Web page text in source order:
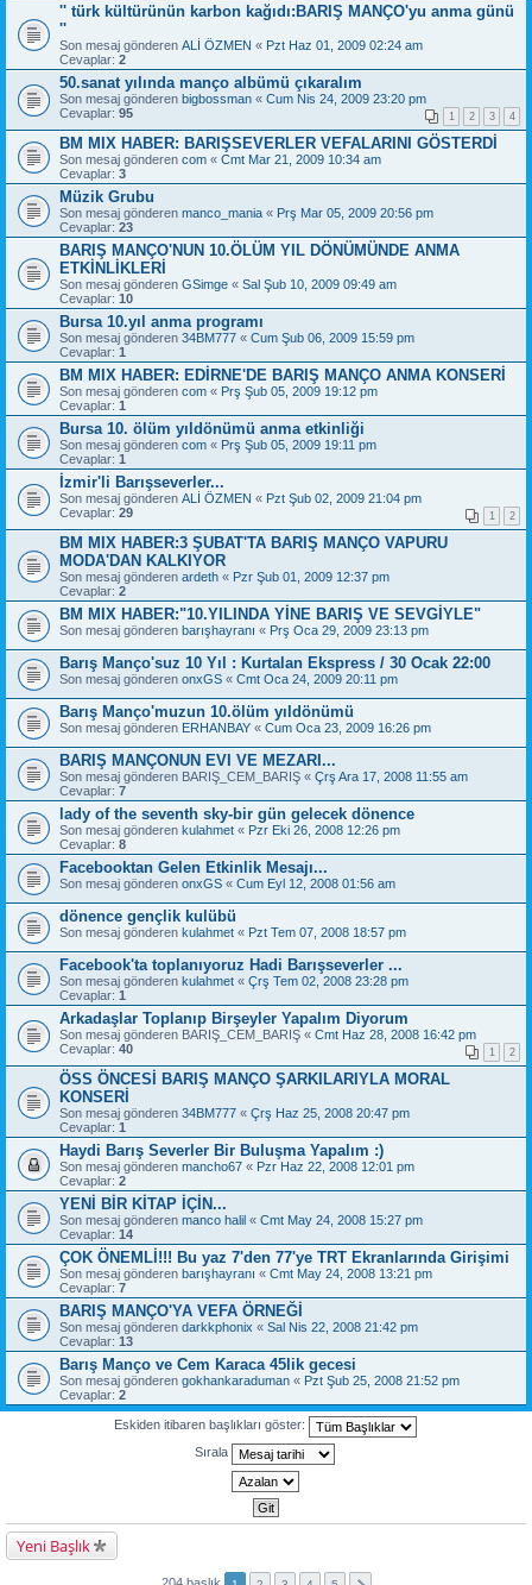
'' türk kültürünün karbon kağıdı:BARIŞ MANÇO'yu anma günü
''
Son mesaj gönderen ALİ ÖZMEN « Pzt Haz 01, 2009 02:24 am
Cevaplar: 2
50.sanat yılında manço albümü çıkaralım
Son mesaj gönderen bigbossman « Cum Nis 24, 2009 23:20 pm
Cevaplar: 95 1 2 3 4
BM MIX HABER: BARIŞSEVERLER VEFALARINI GÖSTERDİ
Son mesaj gönderen com « Cmt Mar 21, 2009 10:34 am
Cevaplar: 3
Müzik Grubu
Son mesaj gönderen manco_mania « Prş Mar 05, 2009 20:56 pm
Cevaplar: 23
BARIŞ MANÇO'NUN 10.ÖLÜM YIL DÖNÜMÜNDE ANMA
ETKİNLİKLERİ
Son mesaj gönderen GSimge « Sal Şub 10, 2009 09:49 am
Cevaplar: 10
Bursa 10.yıl anma programı
Son mesaj gönderen 34BM777 « Cum Şub 06, 2009 15:59 pm
Cevaplar: 1
BM MIX HABER: EDİRNE'DE BARIŞ MANÇO ANMA KONSERİ
Son mesaj gönderen com « Prş Şub 05, 2009 19:12 pm
Cevaplar: 1
Bursa 10. ölüm yıldönümü anma etkinliği
Son mesaj gönderen com « Prş Şub 05, 2009 19:11 pm
Cevaplar: 1
İzmir'li Barışseverler...
Son mesaj gönderen ALİ ÖZMEN « Pzt Şub 02, 2009 21:04 pm
Cevaplar: 29 1 2
BM MIX HABER:3 ŞUBAT'TA BARIŞ MANÇO VAPURU
MODA'DAN KALKIYOR
Son mesaj gönderen ardeth « Pzr Şub 01, 2009 12:37 pm
Cevaplar: 2
BM MIX HABER:"10.YILINDA YİNE BARIŞ VE SEVGİYLE"
Son mesaj gönderen barışhayranı « Prş Oca 29, 2009 23:13 pm
Barış Manço'suz 10 Yıl : Kurtalan Ekspress / 30 Ocak 22:00
Son mesaj gönderen onxGS « Cmt Oca 24, 2009 20:11 pm
Barış Manço'muzun 10.ölüm yıldönümü
Son mesaj gönderen ERHANBAY « Cum Oca 23, 2009 16:26 pm
BARIŞ MANÇONUN EVI VE MEZARI...
Son mesaj gönderen BARIŞ_CEM_BARIŞ « Çrş Ara 17, 2008 11:55 am
Cevaplar: 7
lady of the seventh sky-bir gün gelecek dönence
Son mesaj gönderen kulahmet « Pzr Eki 26, 2008 12:26 pm
Cevaplar: 8
Facebooktan Gelen Etkinlik Mesajı...
Son mesaj gönderen onxGS « Cum Eyl 12, 2008 01:56 am
dönence gençlik kulübü
Son mesaj gönderen kulahmet « Pzt Tem 07, 2008 18:57 pm
Facebook'ta toplanıyoruz Hadi Barışseverler ...
Son mesaj gönderen kulahmet « Çrş Tem 02, 2008 23:28 pm
Cevaplar: 1
Arkadaşlar Toplanıp Birşeyler Yapalım Diyorum
Son mesaj gönderen BARIŞ_CEM_BARIŞ « Cmt Haz 28, 2008 16:42 pm
Cevaplar: 40 1 2
ÖSS ÖNCESİ BARIŞ MANÇO ŞARKILARIYLA MORAL
KONSERİ
Son mesaj gönderen 34BM777 « Çrş Haz 25, 2008 20:47 pm
Cevaplar: 1
Haydi Barış Severler Bir Buluşma Yapalım :)
Son mesaj gönderen mancho67 « Pzr Haz 22, 2008 12:01 pm
Cevaplar: 2
YENİ BİR KİTAP İÇİN...
Son mesaj gönderen manco halil « Cmt May 24, 2008 15:27 pm
Cevaplar: 14
ÇOK ÖNEMLİ!!! Bu yaz 7'den 77'ye TRT Ekranlarında Girişimi
Son mesaj gönderen barışhayranı « Cmt May 24, 2008 13:21 pm
Cevaplar: 7
BARIŞ MANÇO'YA VEFA ÖRNEĞİ
Son mesaj gönderen darkkphonix « Sal Nis 22, 2008 21:42 pm
Cevaplar: 13
Barış Manço ve Cem Karaca 45lik gecesi
Son mesaj gönderen gokhankaraduman « Pzt Şub 25, 2008 21:52 pm
Cevaplar: 2
Eskiden itibaren başlıkları göster:
Sırala
Yeni Başlık